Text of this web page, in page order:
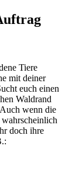
Tiere
mit deiner
euch einen
Waldrand
wenn die
doch ihre